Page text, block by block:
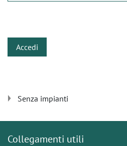
Accedi
Senza impianti
Collegamenti utili